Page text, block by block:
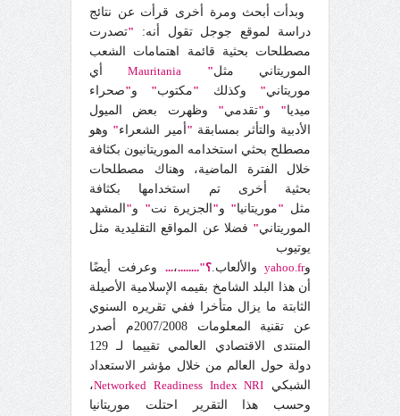
وبدأت أبحث ومرة أخرى قرأت عن نتائج
دراسة لموقع جوجل تقول أنه: "تصدرت
مصطلحات بحثية قائمة اهتمامات الشعب
الموريتاني مثل"
Mauritaniaأي
موريتاني" وكذلك "مكتوب" و"صحراء
ميديا" و"تقدمي" وظهرت بعض الميول
الأدبية والتأثر بمسابقة "أمير الشعراء" وهو
مصطلح بحثي استخدامه الموريتانيون بكثافة
خلال الفترة الماضية، وهناك مصطلحات
بحثية أخرى تم استخدامها بكثافة
مثل "موريتانيا" و"الجزيرة نت" و"المشهد
الموريتاني" فضلا عن المواقع التقليدية مثل
يوتيوب
وyahoo.frوالألعاب.؟"........،... وعرفت أيضًا
أن هذا البلد الشامخ بقيمه الإسلامية الأصيلة
الثابتة ما يزال متأخرا ففي تقريره السنوي
عن تقنية المعلومات 2007/2008م أصدر
المنتدى الاقتصادي العالمي تقييما لـ 129
دولة حول العالم من خلال مؤشر الاستعداد
الشبكي Networked Readiness Index NRI،
وحسب هذا التقرير احتلت موريتانيا